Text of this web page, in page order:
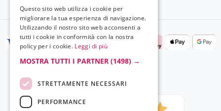
Questo sito web utilizza i cookie per
migliorare la tua esperienza di navigazione.
Utilizzando il nostro sito web acconsenti a
tutti i cookie in conformità con la nostra
policy per i cookie. Leggi di più
MOSTRA TUTTI I PARTNER (1498) →
STRETTAMENTE NECESSARI
PERFORMANCE